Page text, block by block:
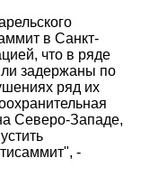
в Санкт-
что в ряде
задержаны по
ряд их
Северо-Западе,
-